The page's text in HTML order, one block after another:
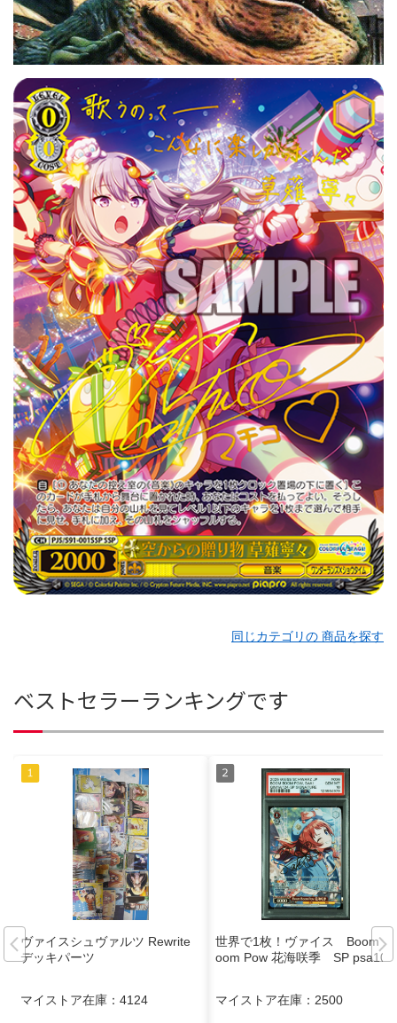
同じカテゴリの 商品を探す
ベストセラーランキングです
ヴァイスシュヴァルツ Rewrite
デッキパーツ
マイストア在庫： 4124
世界で1枚！ヴァイス Boom B
oom Pow 花海咲季 SP psa10
マイストア在庫： 2500